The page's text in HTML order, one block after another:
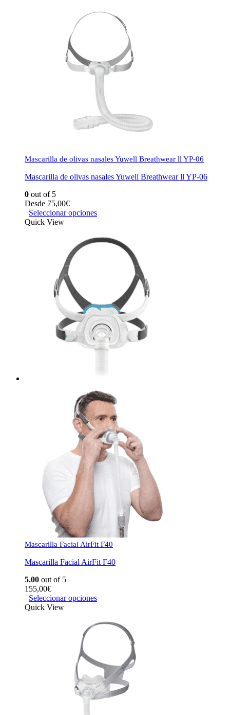
Mascarilla de olivas nasales Yuwell Breathwear ll YP-06
Mascarilla de olivas nasales Yuwell Breathwear ll YP-06
0 out of 5
Desde 75,00€
Seleccionar opciones
Quick View
Mascarilla Facial AirFit F40
Mascarilla Facial AirFit F40
5.00 out of 5
155,00€
Seleccionar opciones
Quick View